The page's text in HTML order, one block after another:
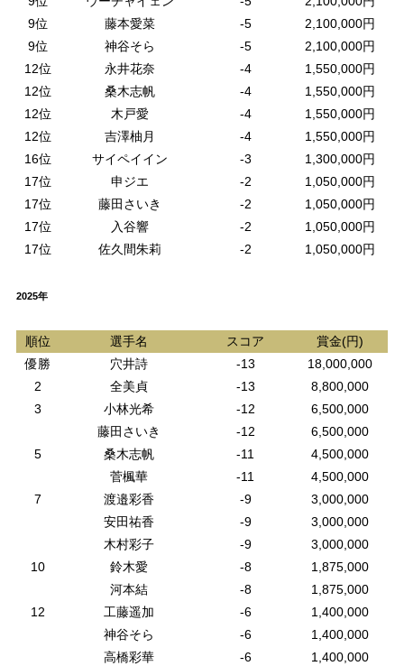
9位
藤本愛菜 -5
2,100,000円
9位
神谷そら -5
2,100,000円
12位
永井花奈 -4
1,550,000円
12位
桑木志帆 -4
1,550,000円
12位
木戸愛 -4
1,550,000円
12位
吉澤柚月 -4
1,550,000円
16位
サイペイイン -3
1,300,000円
17位
申ジエ -2
1,050,000円
17位
藤田さいき -2
1,050,000円
17位
入谷響 -2
1,050,000円
17位
佐久間朱莉 -2 1,050,000円
2025年
順位 選手名 スコア
賞金(円)
優勝
穴井詩 -13
18,000,000
2
全美貞 -13
8,800,000
3
小林光希 -12
6,500,000
藤田さいき
-12
6,500,000
5
桑木志帆 -11
4,500,000
菅楓華
-11
4,500,000
7
渡邉彩香 -9
3,000,000
安田祐香
-9
3,000,000
木村彩子
-9
3,000,000
10
鈴木愛 -8
1,875,000
河本結
-8
1,875,000
12
工藤遥加 -6
1,400,000
神谷そら
-6
1,400,000
高橋彩華
-6
1,400,000